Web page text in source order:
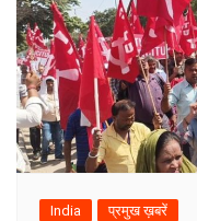
India प्रमुख ख़बरें